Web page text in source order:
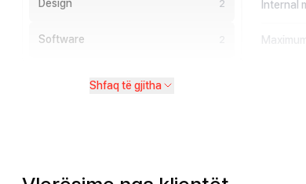
Design 2
Software
Shfaq të gjitha
Internal